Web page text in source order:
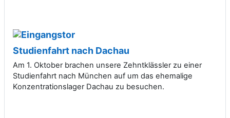
Studienfahrt nach Dachau
Am 1. Oktober brachen unsere Zehntklässler zu einer
Studienfahrt nach München auf um das ehemalige
Konzentrationslager Dachau zu besuchen.